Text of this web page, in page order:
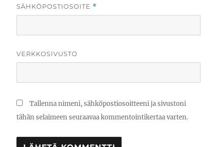
SÄHKÖPOSTIOSOITE *
VERKKOSIVUSTO
Tallenna nimeni, sähköpostiosoitteeni ja sivustoni
tähän selaimeen seuraavaa kommentointikertaa varten.